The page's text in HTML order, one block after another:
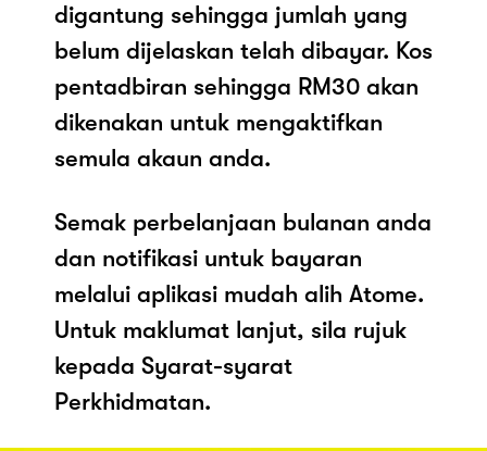
digantung sehingga jumlah yang
belum dijelaskan telah dibayar. Kos
pentadbiran sehingga RM30 akan
dikenakan untuk mengaktifkan
semula akaun anda.
Semak perbelanjaan bulanan anda
dan notifikasi untuk bayaran
melalui aplikasi mudah alih Atome.
Untuk maklumat lanjut, sila rujuk
kepada Syarat-syarat
Perkhidmatan.